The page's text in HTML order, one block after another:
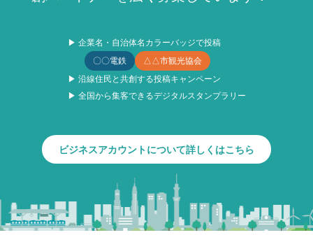
▶ 企業名・自治体名カラーバッジで投稿
〇〇電鉄
△△市観光協会
▶ 沿線住民と共創する投稿キャンペーン
▶ 全国から集客できるデジタルスタンプラリー
ビジネスアカウントについて詳しくはこちら